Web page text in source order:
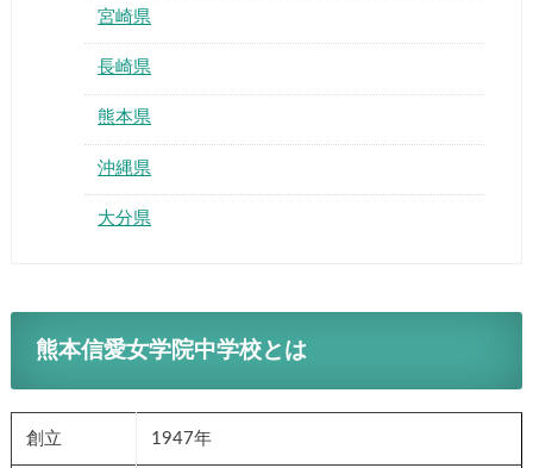
宮崎県
長崎県
熊本県
沖縄県
大分県
熊本信愛女学院中学校とは
創立 1947年